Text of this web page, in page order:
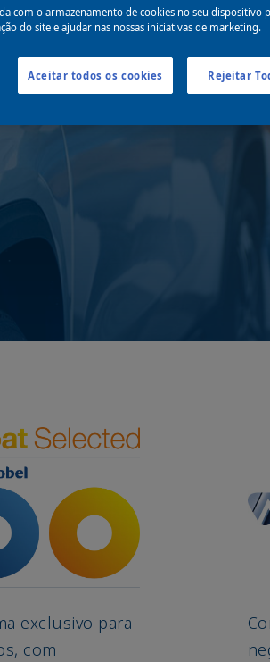
exclusivo para
com
com o armazenamento de cookies no seu dispositivo
do site e ajudar nas nossas iniciativas de marketing.
Rejeitar
Aceitar todos os cookies